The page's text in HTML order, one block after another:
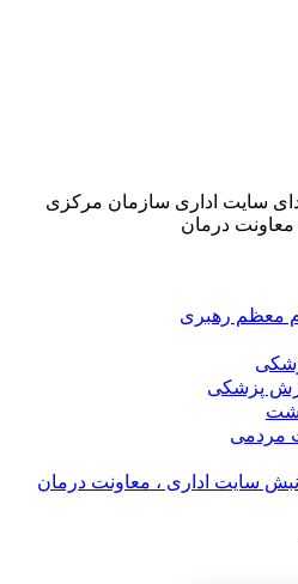
سازمان مرکزی
، معاونت درمان